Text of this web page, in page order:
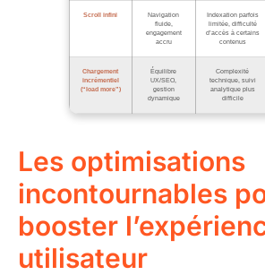
Scroll infini
Navigation
fluide,
engagement
accru
Indexation parfois
limitée, difficulté
d’accès à certains
contenus
Chargement
incrémentiel
(“load more”)
Équilibre
UX/SEO,
gestion
dynamique
Complexité
technique, suivi
analytique plus
difficile
Les optimisations
incontournables
booster
utilisateur